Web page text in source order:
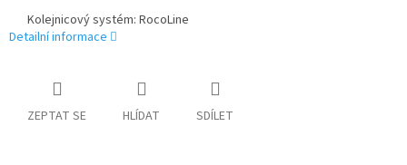
Kolejnicový systém: RocoLine
Detailní informace
ZEPTAT SE HLÍDAT SDÍLET